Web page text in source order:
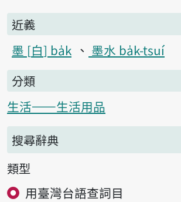
近義
墨 白 ba̍k
墨水 ba̍k-tsuí
分類
生活——生活用品
搜尋辭典
類型
用臺灣台語查詞目